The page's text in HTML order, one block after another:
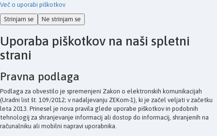
Več o uporabi piškotkov
Strinjam se
Ne strinjam se
Uporaba piškotkov na naši spletni
strani
Pravna podlaga
Podlaga za obvestilo je spremenjeni Zakon o elektronskih komunikacijah
(Uradni list št. 109/2012; v nadaljevanju ZEKom-1), ki je začel veljati v začetku
leta 2013. Prinesel je nova pravila glede uporabe piškotkov in podobnih
tehnologij za shranjevanje informacij ali dostop do informacij, shranjenih na
računalniku ali mobilni napravi uporabnika.